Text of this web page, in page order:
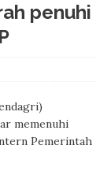
penuhi
memenuhi
Pemerintah